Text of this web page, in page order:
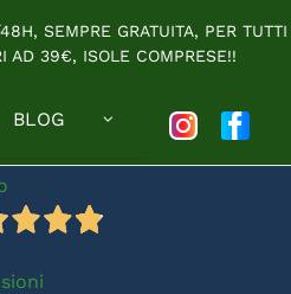
SEMPRE GRATUITA, PER TUTTI
AD 39€, ISOLE COMPRESE!!
BLOG